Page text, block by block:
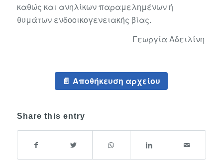
καθώς και ανηλίκων παραμελημένων ή
θυμάτων ενδοοικογενειακής βίας.
Γεωργία Αδειλίνη
Αποθήκευση αρχείου
Share this entry